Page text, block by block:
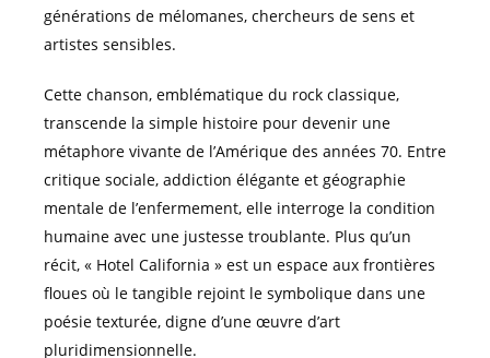
générations de mélomanes, chercheurs de sens et
artistes sensibles.
Cette chanson, emblématique du rock classique,
transcende la simple histoire pour devenir une
métaphore vivante de l’Amérique des années 70. Entre
critique sociale, addiction élégante et géographie
mentale de l’enfermement, elle interroge la condition
humaine avec une justesse troublante. Plus qu’un
récit, « Hotel California » est un espace aux frontières
floues où le tangible rejoint le symbolique dans une
poésie texturée, digne d’une œuvre d’art
pluridimensionnelle.